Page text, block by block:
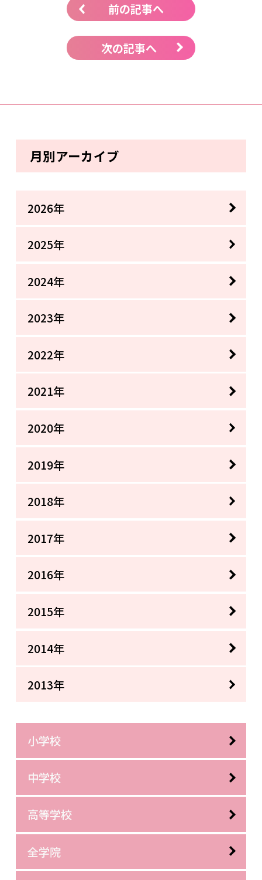
前の記事へ
次の記事へ
月別アーカイブ
2026年
2025年
2024年
2023年
2022年
2021年
2020年
2019年
2018年
2017年
2016年
2015年
2014年
2013年
小学校
中学校
高等学校
全学院